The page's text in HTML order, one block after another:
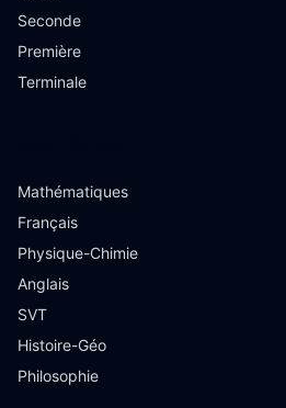
Seconde
Première
Terminale
Mathématiques
Français
Physique-Chimie
Anglais
SVT
Histoire-Géo
Philosophie